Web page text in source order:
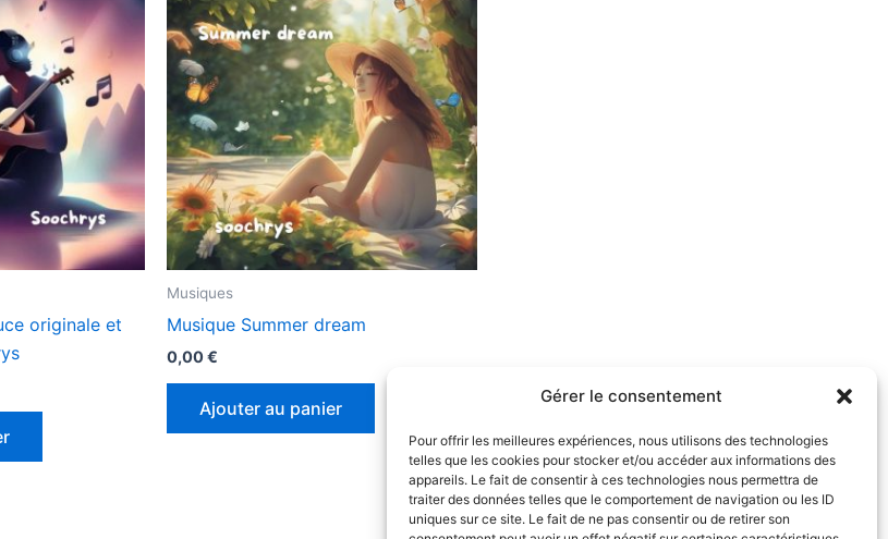
Gérer le consentement
Pour offrir les meilleures expériences, nous utilisons des technologies
telles que les cookies pour stocker et/ou accéder aux informations des
appareils. Le fait de consentir à ces technologies nous permettra de
traiter des données telles que le comportement de navigation ou les ID
uniques sur ce site. Le fait de ne pas consentir ou de retirer son
originale et
Musiques
Musique Summer dream
0,00€
Ajouter au panier